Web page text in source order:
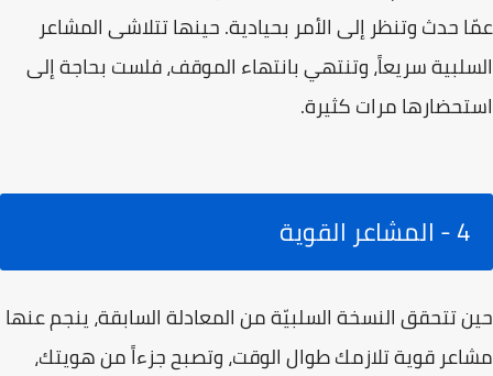
عمّا حدث وتنظر إلى الأمر بحيادية. حينها تتلاشى المشاعر
السلبية سريعاً، وتنتهي بانتهاء الموقف، فلست بحاجة إلى
استحضارها مرات كثيرة.
4 - المشاعر القوية
حين تتحقق النسخة السلبيّة من المعادلة السابقة، ينجم عنها
مشاعر قوية تلازمك طوال الوقت، وتصبح جزءاً من هويتك،